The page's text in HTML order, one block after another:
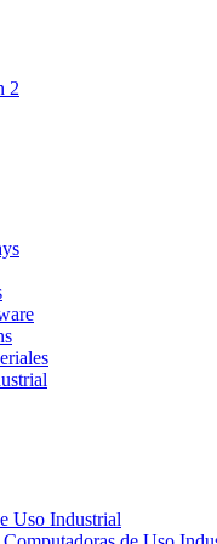
2
Uso Industrial